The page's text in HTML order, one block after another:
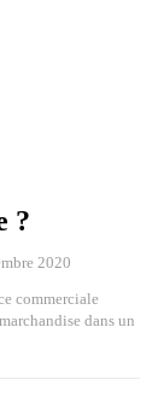
?
2020
commerciale
dans un